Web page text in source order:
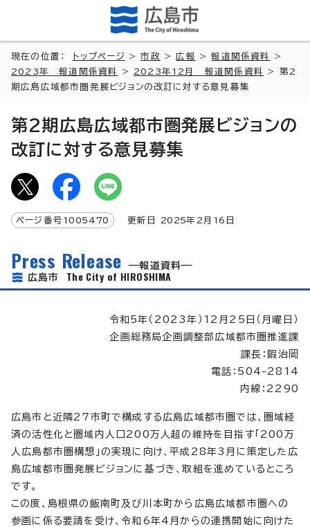
現在の位置： トップページ >市政 >広報 >報道関係資料
>
2023年 報道関係資料
> 2023年12月 報道関係資料
> 第2
期広島広域都市圏発展ビジョンの改訂に対する意見募集
第2期広島広域都市圏発展ビジョンの
改訂に対する意見募集
ページ番号 1005470 更新日 2025年2月 16 日
Press Release
報道資料
広島市 The City of HIROSHIMA
令和5年（2023年）12月25日（月曜日）
企画総務局企画調整部広域都市圏推進課
課長：鍜治岡
電話：504-2814
内線：2290
広島市と近隣27市町で構成する広島広域都市圏では、圏域経
済の活性化と圏域内人口200万人超の維持を目指す「200万
人広島都市圏構想」の実現に向け、平成28年3月に策定した広
島広域都市圏発展ビジョンに基づき、取組を進めているところ
です。
この度、島根県の飯南町及び川本町から広島広域都市圏への
参画に係る要請を受け、令和6年4月からの連携開始に向けた